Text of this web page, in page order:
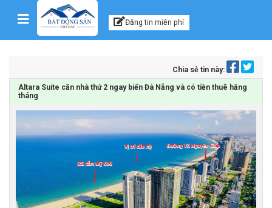
Skip to content Kênh thông tin, tư vấn
Đăng tin miễn phí
Chia sẻ tin này:
Altara Suite căn nhà thứ 2 ngay biển Đà Nẵng và có tiền thuê hằng
tháng